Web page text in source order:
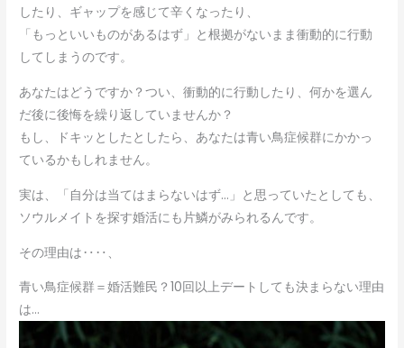
したり、ギャップを感じて辛くなったり、
「もっといいものがあるはず」と根拠がないまま衝動的に行動
してしまうのです。
あなたはどうですか？つい、衝動的に行動したり、何かを選ん
だ後に後悔を繰り返していませんか？
もし、ドキッとしたとしたら、あなたは青い鳥症候群にかかっ
ているかもしれません。
実は、「自分は当てはまらないはず…」と思っていたとしても、
ソウルメイトを探す婚活にも片鱗がみられるんです。
その理由は‥‥、
青い鳥症候群＝婚活難民？10回以上デートしても決まらない理由
は…